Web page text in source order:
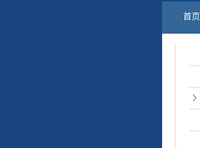
首页